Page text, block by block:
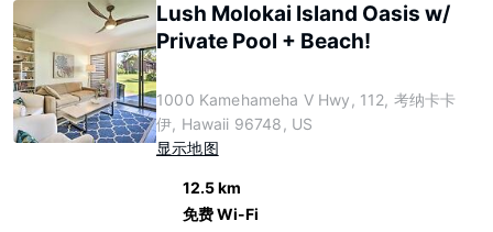
Lush Molokai Island Oasis w/
Private Pool + Beach!
1000 Kamehameha V Hwy, 112, 考纳卡卡
伊, Hawaii 96748, US
显示地图
12.5 km
免费 Wi-Fi